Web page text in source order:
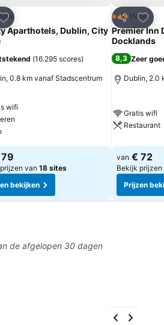
aan favorieten
Aparthotels, Dublin, City
(16.295 scores)
0.8 km vanaf Stadscentrum
wifi
van 18 sites
bekijken
Delen
3 Sterren
Hotel
Premier Inn
Docklands
8,3 Zeer
Dublin, 2.0
Gratis wifi
Restaurant
van € 72
Bekijk prijzen
Prijzen
de afgelopen 30 dagen